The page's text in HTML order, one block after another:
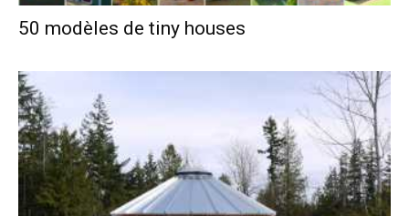
50 modèles de tiny houses